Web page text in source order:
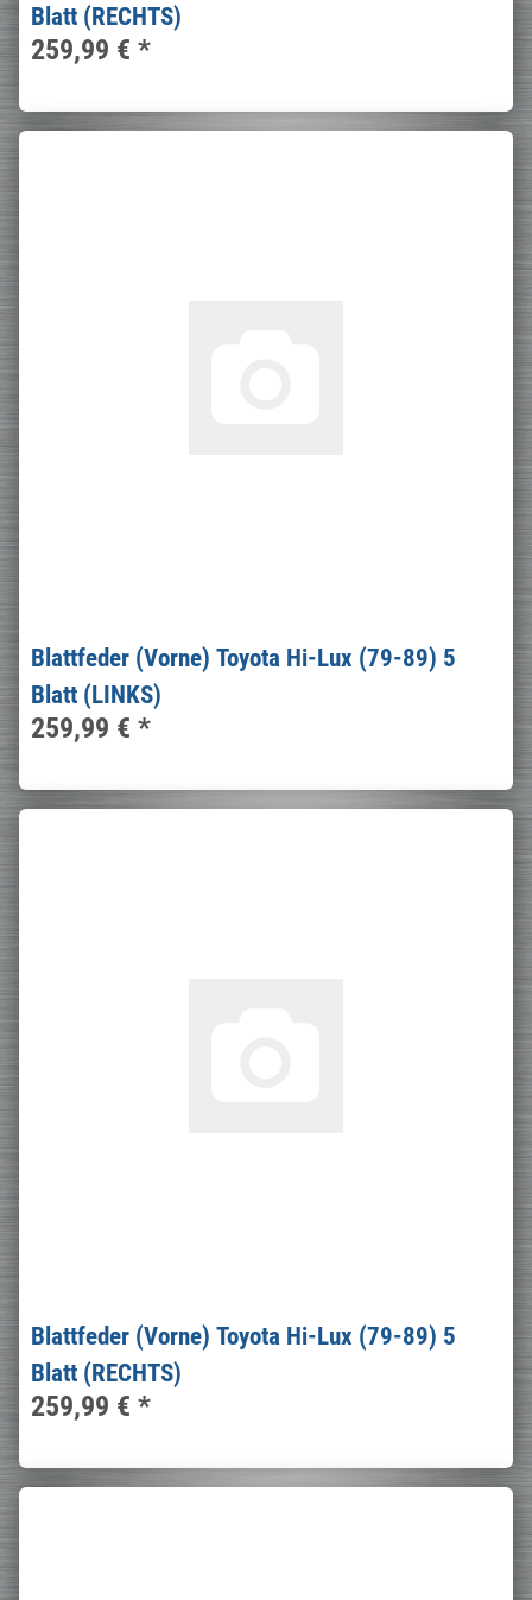
Blatt (RECHTS)
259,99 € *
Blattfeder (Vorne) Toyota Hi-Lux (79-89) 5
Blatt (LINKS)
259,99 € *
Blattfeder (Vorne) Toyota Hi-Lux (79-89) 5
Blatt (RECHTS)
259,99 € *